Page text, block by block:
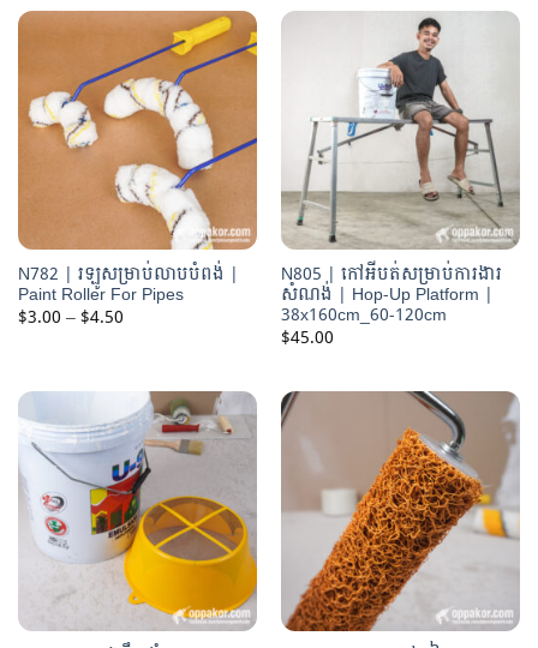
$0.41 $0.41
N782 | រឡូសម្រាប់លាបបំពង់ |
Paint Roller For Pipes
$3.00 –$4.50Price
range:
N805 | កៅអីបត់សម្រាប់ការងារ
សំណង់ | Hop-Up Platform |
38x160cm_60-120cm
$45.00